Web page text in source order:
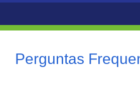
Perguntas